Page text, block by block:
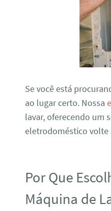
Se você está
ao lugar certo. Nossa
lavar, oferecendo um
eletrodoméstico
Por Que
Máquina de